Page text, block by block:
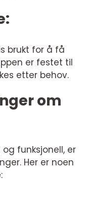
brukt for å få
er festet til
etter behov.
om
funksjonell, er
Her er noen